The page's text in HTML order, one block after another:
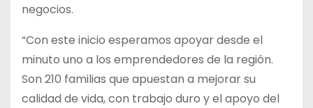
negocios.
“Con este inicio esperamos apoyar desde el
minuto uno a los emprendedores de la región.
Son 210 familias que apuestan a mejorar su
calidad de vida, con trabajo duro y el apoyo del